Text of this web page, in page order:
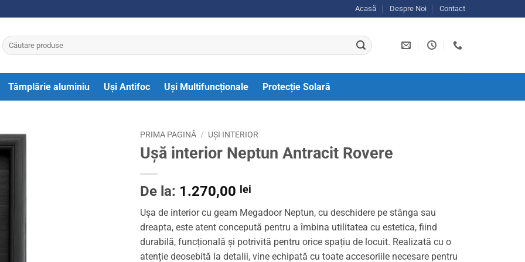
Acasă Despre Noi Contact
Caută
după:
Tâmplărie aluminiu Uși Antifoc Uși Multifuncționale Protecție Solară
PRIMA PAGINĂ / UȘI INTERIOR
Ușă interior Neptun Antracit Rovere
De la: 1.270,00 lei
Ușa de interior cu geam Megadoor Neptun, cu deschidere pe stânga sau
dreapta, este atent concepută pentru a îmbina utilitatea cu estetica, fiind
durabilă, funcțională și potrivită pentru orice spațiu de locuit. Realizată cu o
atenție deosebită la detalii, vine echipată cu toate accesoriile necesare pentru